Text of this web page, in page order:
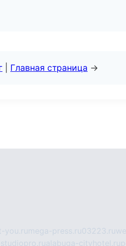
Главная страница →
you.ru mega-press.ru03223.ru
alabuga-cityhotel.ru